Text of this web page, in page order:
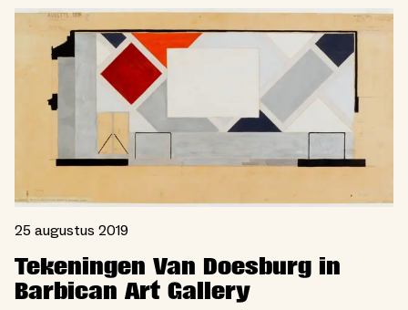
25 augustus 2019
Tekeningen Van Doesburg in
Barbican Art Gallery